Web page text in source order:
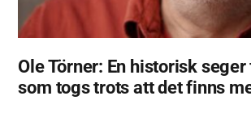
Ole Törner: En historisk
som togs trots att det finns